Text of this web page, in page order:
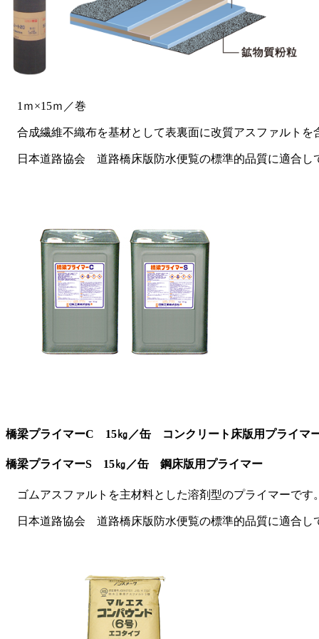
1ｍ×15ｍ／巻
合成繊維不織布を基材として表裏面に改質アスファルトを
日本道路協会 道路橋床版防水便覧の標準的品質に適合し
橋梁プライマーC 15㎏／缶 コンクリート床版用プライマ
橋梁プライマーS 15㎏／缶 鋼床版用プライマー
ゴムアスファルトを主材料とした溶剤型のプライマーです
日本道路協会 道路橋床版防水便覧の標準的品質に適合し